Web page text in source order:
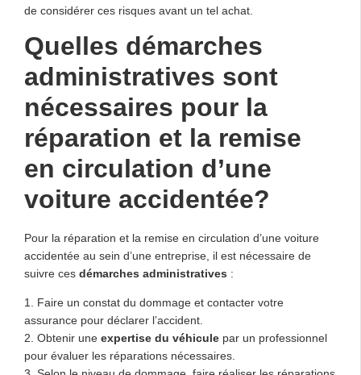
de considérer ces risques avant un tel achat.
Quelles démarches
administratives sont
nécessaires pour la
réparation et la remise
en circulation d’une
voiture accidentée?
Pour la réparation et la remise en circulation d’une voiture
accidentée au sein d’une entreprise, il est nécessaire de
suivre ces démarches administratives :
1. Faire un constat du dommage et contacter votre
assurance pour déclarer l’accident.
2. Obtenir une expertise du véhicule par un professionnel
pour évaluer les réparations nécessaires.